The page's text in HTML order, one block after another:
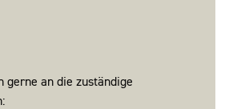
gerne an die zuständige